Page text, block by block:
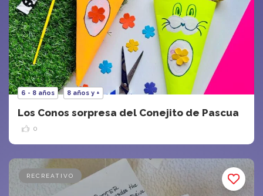
6 - 8 años 8 años y +
Los Conos sorpresa del Conejito de Pascua
0
RECREATIVO